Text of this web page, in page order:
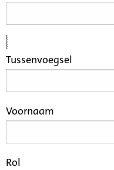
Tussenvoegsel
Voornaam
Rol